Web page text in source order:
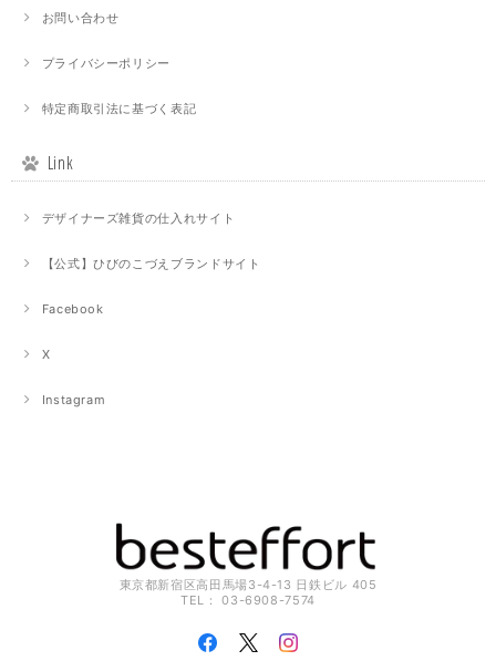
お問い合わせ
プライバシーポリシー
特定商取引法に基づく表記
Link
デザイナーズ雑貨の仕入れサイト
【公式】ひびのこづえブランドサイト
Facebook
X
Instagram
東京都新宿区高田馬場3-4-13 日鉄ビル 405
TEL： 03-6908-7574